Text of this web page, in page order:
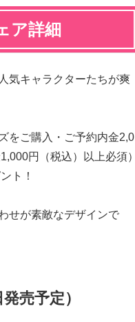
ア詳細
気キャラクターたちが爽
をご購入・ご予約内金2,0
円（税込）以上必須）
ト！
せが素敵なデザインで
売予定）